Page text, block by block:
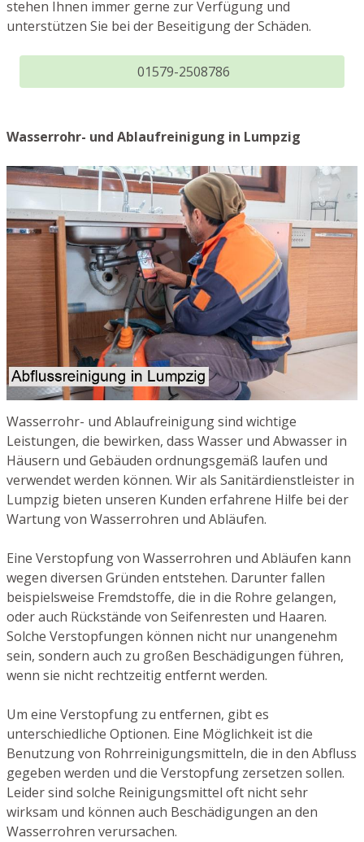
stehen Ihnen immer gerne zur Verfügung und
unterstützen Sie bei der Beseitigung der Schäden.
01579-2508786
Wasserrohr- und Ablaufreinigung in Lumpzig
Wasserrohr- und Ablaufreinigung sind wichtige
Leistungen, die bewirken, dass Wasser und Abwasser in
Häusern und Gebäuden ordnungsgemäß laufen und
verwendet werden können. Wir als Sanitärdienstleister in
Lumpzig bieten unseren Kunden erfahrene Hilfe bei der
Wartung von Wasserrohren und Abläufen.
Eine Verstopfung von Wasserrohren und Abläufen kann
wegen diversen Gründen entstehen. Darunter fallen
beispielsweise Fremdstoffe, die in die Rohre gelangen,
oder auch Rückstände von Seifenresten und Haaren.
Solche Verstopfungen können nicht nur unangenehm
sein, sondern auch zu großen Beschädigungen führen,
wenn sie nicht rechtzeitig entfernt werden.
Um eine Verstopfung zu entfernen, gibt es
unterschiedliche Optionen. Eine Möglichkeit ist die
Benutzung von Rohrreinigungsmitteln, die in den Abfluss
gegeben werden und die Verstopfung zersetzen sollen.
Leider sind solche Reinigungsmittel oft nicht sehr
wirksam und können auch Beschädigungen an den
Wasserrohren verursachen.